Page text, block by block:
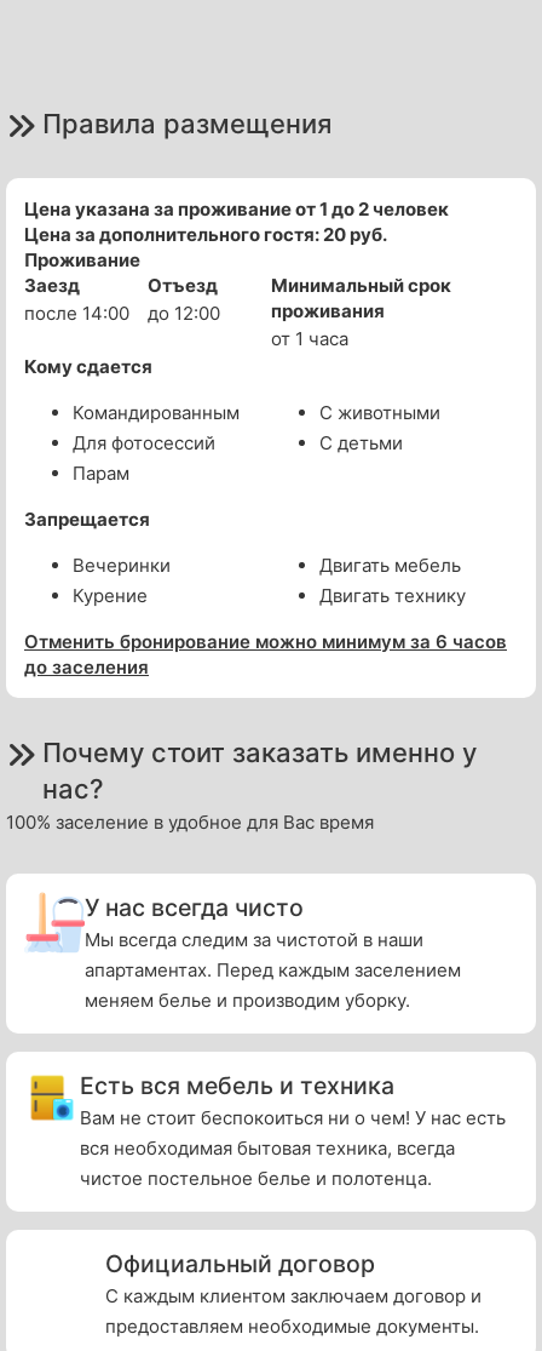
Правила размещения
Цена указана за проживание от 1 до 2 человек
Цена за дополнительного гостя: 20 руб.
Проживание
Заезд
после 14:00
Отъезд
до 12:00
Минимальный срок
проживания
от 1 часа
Кому сдается
Командированным
Для фотосессий
Парам
С животными
С детьми
Запрещается
Вечеринки
Курение
Двигать мебель
Двигать технику
Отменить бронирование можно минимум за 6 часов
до заселения
Почему стоит заказать именно у
нас?
100% заселение в удобное для Вас время
У нас всегда чисто
Мы всегда следим за чистотой в наши
апартаментах. Перед каждым заселением
меняем белье и производим уборку.
Есть вся мебель и техника
Вам не стоит беспокоиться ни о чем! У нас есть
вся необходимая бытовая техника, всегда
чистое постельное белье и полотенца.
Официальный договор
С каждым клиентом заключаем договор и
предоставляем необходимые документы.